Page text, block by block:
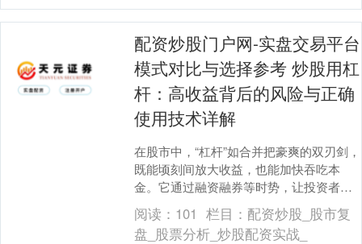
配资炒股门户网-实盘交易平台
模式对比与选择参考 炒股用杠
杆：高收益背后的风险与正确
使用技术详解
在股市中，“杠杆”如合并把豪爽的双刃剑，
既能顷刻间放大收益，也能加快吞吃本
金。它通过融资融券等时势，让投资者能
以较小的自有资金撬动更大的往来额，从
而在商场高涨时....
阅读： 101 栏目： 配资炒股_股市复
盘_股票分析_炒股配资实战_